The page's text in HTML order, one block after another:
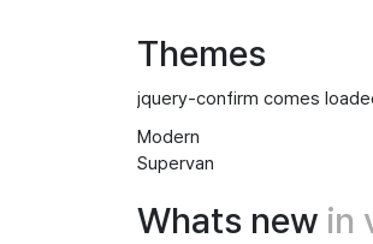
Themes
jquery-confirm comes
Modern
Supervan
Whats new in